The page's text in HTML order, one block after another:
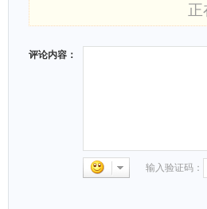
正
评论内容：
输入验证码：